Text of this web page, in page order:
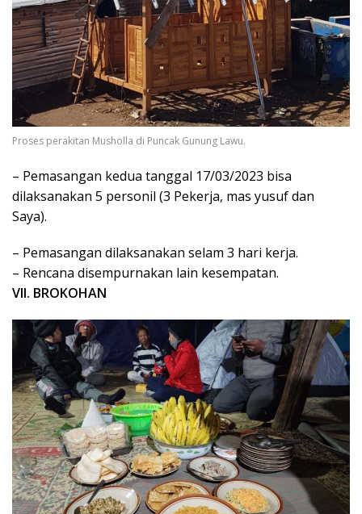
Proses perakitan Musholla di Puncak Gunung Lawu.
– Pemasangan kedua tanggal 17/03/2023 bisa
dilaksanakan 5 personil (3 Pekerja, mas yusuf dan
Saya).
– Pemasangan dilaksanakan selam 3 hari kerja.
– Rencana disempurnakan lain kesempatan.
VII. BROKOHAN